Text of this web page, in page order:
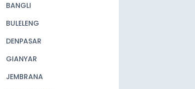
BANGLI
BULELENG
DENPASAR
GIANYAR
JEMBRANA